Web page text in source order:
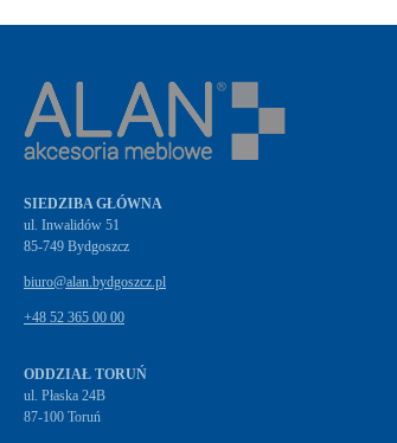
SIEDZIBA GŁÓWNA
ul. Inwalidów 51
biuro@alan.bydgoszcz.pl
+48 52 365 00 00
ODDZIAŁ TORUŃ
ul. Płaska 24B
87-100 Toruń